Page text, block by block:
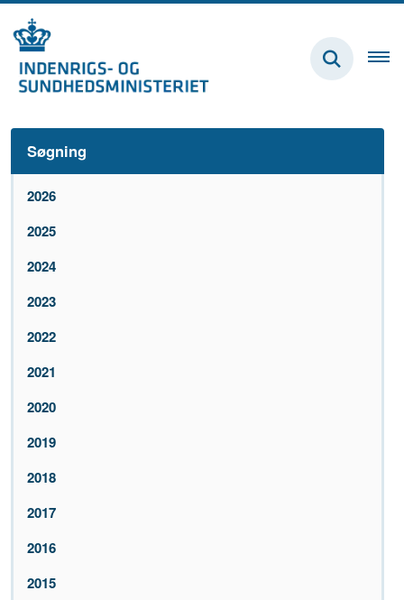
Søgning
2026
2025
2024
2023
2022
2021
2020
2019
2018
2017
2016
2015